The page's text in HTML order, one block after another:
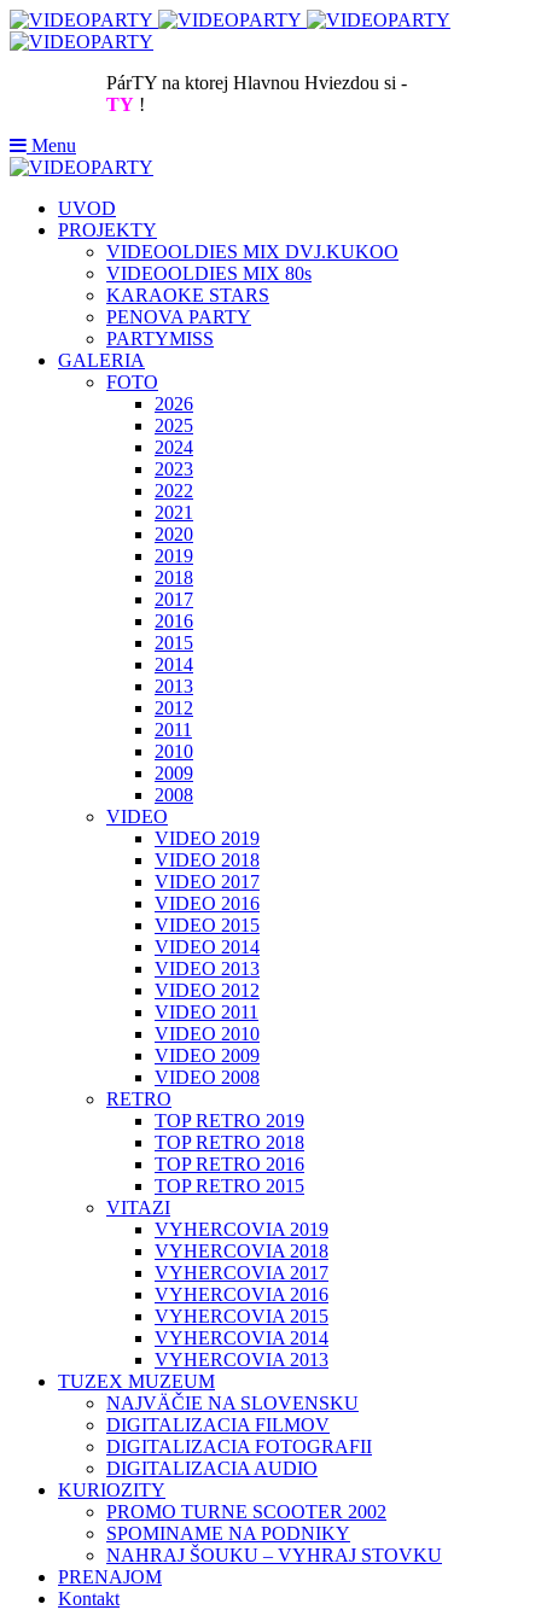
PárTY na ktorej Hlavnou Hviezdou si -
TY !
Menu
UVOD
PROJEKTY
VIDEOOLDIES MIX DVJ.KUKOO
VIDEOOLDIES MIX 80s
KARAOKE STARS
PENOVA PARTY
PARTYMISS
GALERIA
FOTO
2026
2025
2024
2023
2022
2021
2020
2019
2018
2017
2016
2015
2014
2013
2012
2011
2010
2009
2008
VIDEO
VIDEO 2019
VIDEO 2018
VIDEO 2017
VIDEO 2016
VIDEO 2015
VIDEO 2014
VIDEO 2013
VIDEO 2012
VIDEO 2011
VIDEO 2010
VIDEO 2009
VIDEO 2008
RETRO
TOP RETRO 2019
TOP RETRO 2018
TOP RETRO 2016
TOP RETRO 2015
VITAZI
VYHERCOVIA 2019
VYHERCOVIA 2018
VYHERCOVIA 2017
VYHERCOVIA 2016
VYHERCOVIA 2015
VYHERCOVIA 2014
VYHERCOVIA 2013
TUZEX MUZEUM
NAJVÄČIE NA SLOVENSKU
DIGITALIZACIA FILMOV
DIGITALIZACIA FOTOGRAFII
DIGITALIZACIA AUDIO
KURIOZITY
PROMO TURNE SCOOTER 2002
SPOMINAME NA PODNIKY
NAHRAJ ŠOUKU – VYHRAJ STOVKU
PRENAJOM
Kontakt